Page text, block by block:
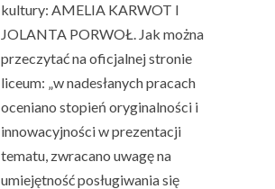
kultury: AMELIA KARWOT I
JOLANTA PORWOŁ. Jak można
przeczytać na oficjalnej stronie
liceum: „w nadesłanych pracach
oceniano stopień oryginalności i
innowacyjności w prezentacji
tematu, zwracano uwagę na
umiejętność posługiwania się